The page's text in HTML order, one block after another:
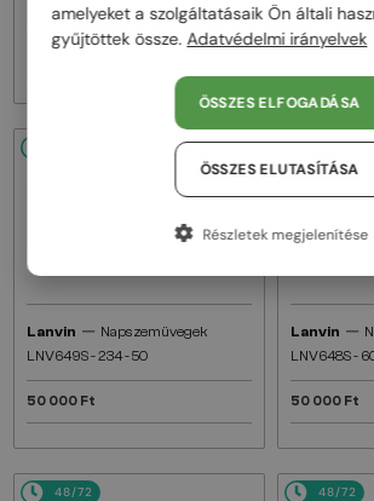
LNV652S - 058 - 55
LNV652S -
Lanvin — Napszemüvegek
LNV649S - 234 - 50
50 000 Ft
48/72
Lanvin —
LNV648S -
50 000 Ft
48/72 48/72
amelyeket a szolgáltatásaik Ön általi
gyűjtöttek össze.Adatvédelmi irányelvek
ÖSSZES ELFOGADÁSA
ÖSSZES ELUTASÍTÁSA
Részletek megjelenítése